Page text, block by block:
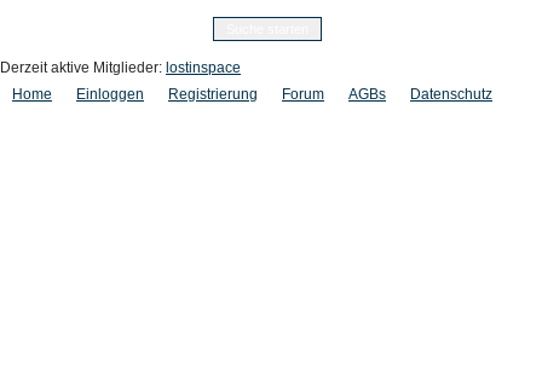
Derzeit aktive Mitglieder: lostinspace
Home
Einloggen Registrierung Forum AGBs Datenschutz